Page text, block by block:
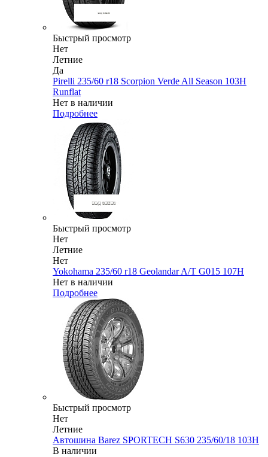
Быстрый просмотр
Нет
Летние
Да
Pirelli 235/60 r18 Scorpion Verde All Season 103H
Runflat
Нет в наличии
Подробнее
Быстрый просмотр
Нет
Летние
Нет
Yokohama 235/60 r18 Geolandar A/T G015 107H
Нет в наличии
Подробнее
Быстрый просмотр
Нет
Летние
Автошина Barez SPORTECH S630 235/60/18 103H
В наличии